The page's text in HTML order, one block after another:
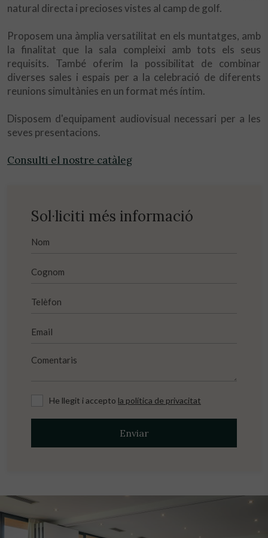
natural directa i precioses vistes al camp de golf.
Proposem una àmplia versatilitat en els muntatges, amb
la finalitat que la sala compleixi amb tots els seus
requisits. També oferim la possibilitat de combinar
diverses sales i espais per a la celebració de diferents
reunions simultànies en un format més íntim.
Disposem d'equipament audiovisual necessari per a les
seves presentacions.
Consulti el nostre catàleg
Sol·liciti més informació
He llegit i accepto la política de privacitat
Enviar